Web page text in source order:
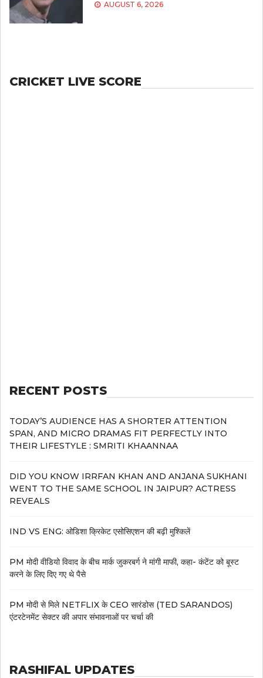
AUGUST 6, 2026
CRICKET LIVE SCORE
RECENT POSTS
TODAY’S AUDIENCE HAS A SHORTER ATTENTION
SPAN, AND MICRO DRAMAS FIT PERFECTLY INTO
THEIR LIFESTYLE : SMRITI KHAANNAA
DID YOU KNOW IRRFAN KHAN AND ANJANA SUKHANI
WENT TO THE SAME SCHOOL IN JAIPUR? ACTRESS
REVEALS
IND VS ENG: ओडिशा क्रिकेट एसोसिएशन की बढ़ी मुश्किलें
PM मोदी वीडियो विवाद के बीच मार्क जुकरबर्ग ने मांगी माफी, कहा- कंटेंट को बूस्ट
करने के लिए दिए गए थे पैसे
PM मोदी से मिले NETFLIX के CEO सारंडोस (TED SARANDOS)
एंटरटेनमेंट सेक्टर की अपार संभावनाओं पर चर्चा की
RASHIFAL UPDATES